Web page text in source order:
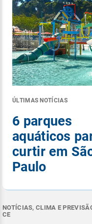
ÚLTIMAS NOTÍCIAS
6 parques
aquáticos
curtir em
Paulo
NOTÍCIAS, CLIMA E
CE